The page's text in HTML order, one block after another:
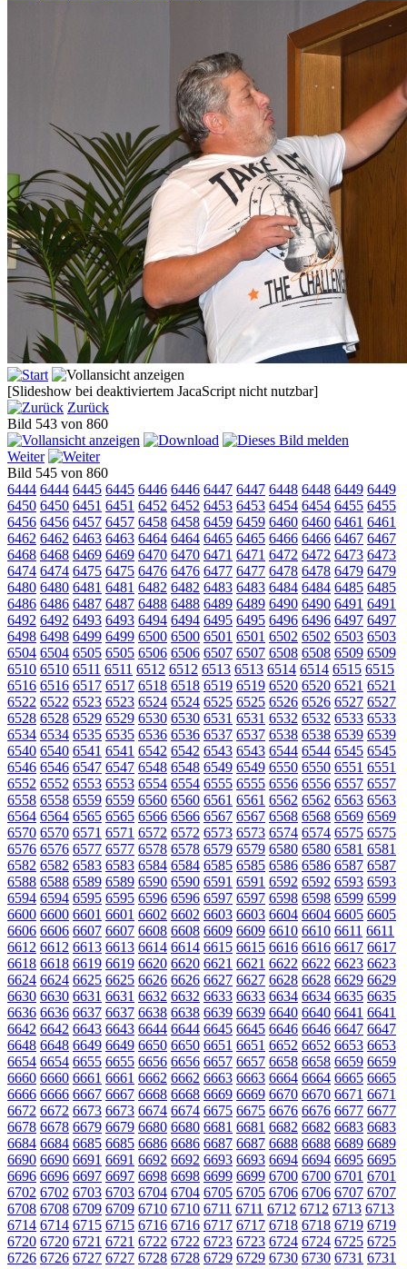
[Slideshow bei deaktiviertem JacaScript nicht nutzbar]
Zurück
Bild 543 von 860
Weiter
Bild 545 von 860
6444 6444 6445 6445 6446 6446 6447 6447 6448 6448 6449 6449
6450 6450 6451 6451 6452 6452 6453 6453 6454 6454 6455 6455
6456 6456 6457 6457 6458 6458 6459 6459 6460 6460 6461 6461
6462 6462 6463 6463 6464 6464 6465 6465 6466 6466 6467 6467
6468 6468 6469 6469 6470 6470 6471 6471 6472 6472 6473 6473
6474 6474 6475 6475 6476 6476 6477 6477 6478 6478 6479 6479
6480 6480 6481 6481 6482 6482 6483 6483 6484 6484 6485 6485
6486 6486 6487 6487 6488 6488 6489 6489 6490 6490 6491 6491
6492 6492 6493 6493 6494 6494 6495 6495 6496 6496 6497 6497
6498 6498 6499 6499 6500 6500 6501 6501 6502 6502 6503 6503
6504 6504 6505 6505 6506 6506 6507 6507 6508 6508 6509 6509
6510 6510 6511 6511 6512 6512 6513 6513 6514 6514 6515 6515
6516 6516 6517 6517 6518 6518 6519 6519 6520 6520 6521 6521
6522 6522 6523 6523 6524 6524 6525 6525 6526 6526 6527 6527
6528 6528 6529 6529 6530 6530 6531 6531 6532 6532 6533 6533
6534 6534 6535 6535 6536 6536 6537 6537 6538 6538 6539 6539
6540 6540 6541 6541 6542 6542 6543 6543 6544 6544 6545 6545
6546 6546 6547 6547 6548 6548 6549 6549 6550 6550 6551 6551
6552 6552 6553 6553 6554 6554 6555 6555 6556 6556 6557 6557
6558 6558 6559 6559 6560 6560 6561 6561 6562 6562 6563 6563
6564 6564 6565 6565 6566 6566 6567 6567 6568 6568 6569 6569
6570 6570 6571 6571 6572 6572 6573 6573 6574 6574 6575 6575
6576 6576 6577 6577 6578 6578 6579 6579 6580 6580 6581 6581
6582 6582 6583 6583 6584 6584 6585 6585 6586 6586 6587 6587
6588 6588 6589 6589 6590 6590 6591 6591 6592 6592 6593 6593
6594 6594 6595 6595 6596 6596 6597 6597 6598 6598 6599 6599
6600 6600 6601 6601 6602 6602 6603 6603 6604 6604 6605 6605
6606 6606 6607 6607 6608 6608 6609 6609 6610 6610 6611 6611
6612 6612 6613 6613 6614 6614 6615 6615 6616 6616 6617 6617
6618 6618 6619 6619 6620 6620 6621 6621 6622 6622 6623 6623
6624 6624 6625 6625 6626 6626 6627 6627 6628 6628 6629 6629
6630 6630 6631 6631 6632 6632 6633 6633 6634 6634 6635 6635
6636 6636 6637 6637 6638 6638 6639 6639 6640 6640 6641 6641
6642 6642 6643 6643 6644 6644 6645 6645 6646 6646 6647 6647
6648 6648 6649 6649 6650 6650 6651 6651 6652 6652 6653 6653
6654 6654 6655 6655 6656 6656 6657 6657 6658 6658 6659 6659
6660 6660 6661 6661 6662 6662 6663 6663 6664 6664 6665 6665
6666 6666 6667 6667 6668 6668 6669 6669 6670 6670 6671 6671
6672 6672 6673 6673 6674 6674 6675 6675 6676 6676 6677 6677
6678 6678 6679 6679 6680 6680 6681 6681 6682 6682 6683 6683
6684 6684 6685 6685 6686 6686 6687 6687 6688 6688 6689 6689
6690 6690 6691 6691 6692 6692 6693 6693 6694 6694 6695 6695
6696 6696 6697 6697 6698 6698 6699 6699 6700 6700 6701 6701
6702 6702 6703 6703 6704 6704 6705 6705 6706 6706 6707 6707
6708 6708 6709 6709 6710 6710 6711 6711 6712 6712 6713 6713
6714 6714 6715 6715 6716 6716 6717 6717 6718 6718 6719 6719
6720 6720 6721 6721 6722 6722 6723 6723 6724 6724 6725 6725
6726 6726 6727 6727 6728 6728 6729 6729 6730 6730 6731 6731